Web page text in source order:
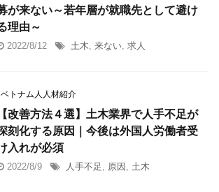
が来ない～若年層が就職先として避け
理由～
2022/8/12 土木 来ない 求人
ベトナム人人材紹介
【改善方法４選】土木業界で人手不足が
刻化する原因｜今後は外国人労働者受
入れが必須
2022/8/9 人手不足 原因 土木